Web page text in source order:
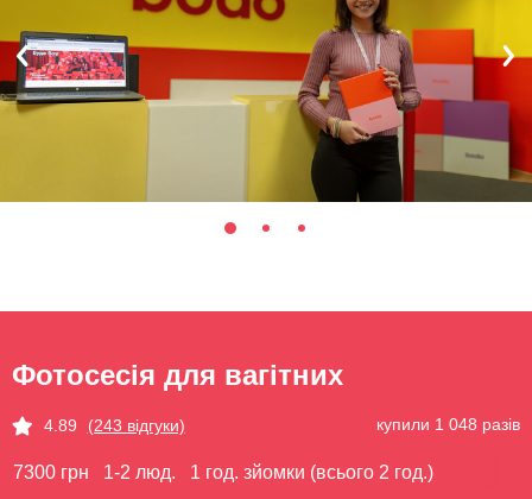
Фотосесія для вагітних
4.89 (243 відгуки) купили 1 048 разів
7300 грн 1-2 люд. 1 год. зйомки (всього 2 год.)